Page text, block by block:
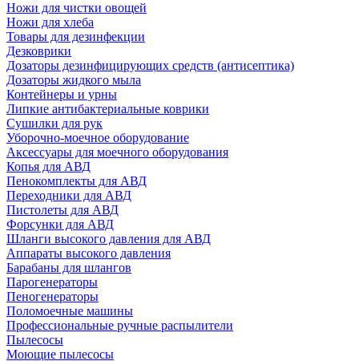
Ножи для чистки овощей
Ножи для хлеба
Товары для дезинфекции
Дезковрики
Дозаторы дезинфицирующих средств (антисептика)
Дозаторы жидкого мыла
Контейнеры и урны
Липкие антибактериальные коврики
Сушилки для рук
Уборочно-моечное оборудование
Аксессуары для моечного оборудования
Копья для АВД
Пенокомплекты для АВД
Переходники для АВД
Пистолеты для АВД
Форсунки для АВД
Шланги высокого давления для АВД
Аппараты высокого давления
Барабаны для шлангов
Парогенераторы
Пеногенераторы
Поломоечные машины
Профессиональные ручные распылители
Пылесосы
Моющие пылесосы